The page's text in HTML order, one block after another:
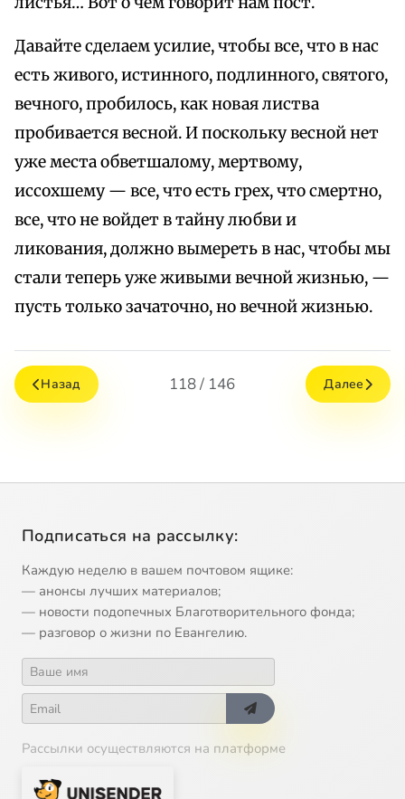
Давайте сделаем усилие, чтобы все, что в нас
есть живого, истинного, подлинного, святого,
вечного, пробилось, как новая листва
пробивается весной. И поскольку весной нет
уже места обветшалому, мертвому,
иссохшему — все, что есть грех, что смертно,
все, что не войдет в тайну любви и
ликования, должно вымереть в нас, чтобы мы
стали теперь уже живыми вечной жизнью, —
пусть только зачаточно, но вечной жизнью.
Назад 118 / 146 Далее
Подписаться на рассылку:
Каждую неделю в вашем почтовом ящике:
— анонсы лучших материалов;
— новости подопечных Благотворительного фонда;
— разговор о жизни по Евангелию.
Рассылки осуществляются на платформе